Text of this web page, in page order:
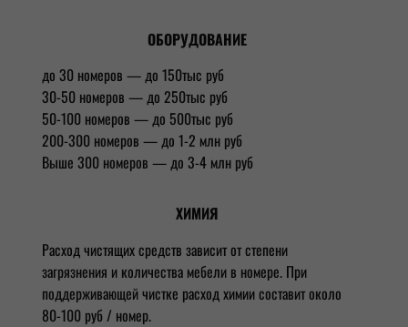
ОБОРУДОВАНИЕ
до 30 номеров — до 150тыс руб
30-50 номеров — до 250тыс руб
50-100 номеров — до 500тыс руб
200-300 номеров — до 1-2 млн руб
Выше 300 номеров — до 3-4 млн руб
ХИМИЯ
Расход чистящих средств зависит от степени
загрязнения и количества мебели в номере. При
поддерживающей чистке расход химии составит около
80-100 руб / номер.